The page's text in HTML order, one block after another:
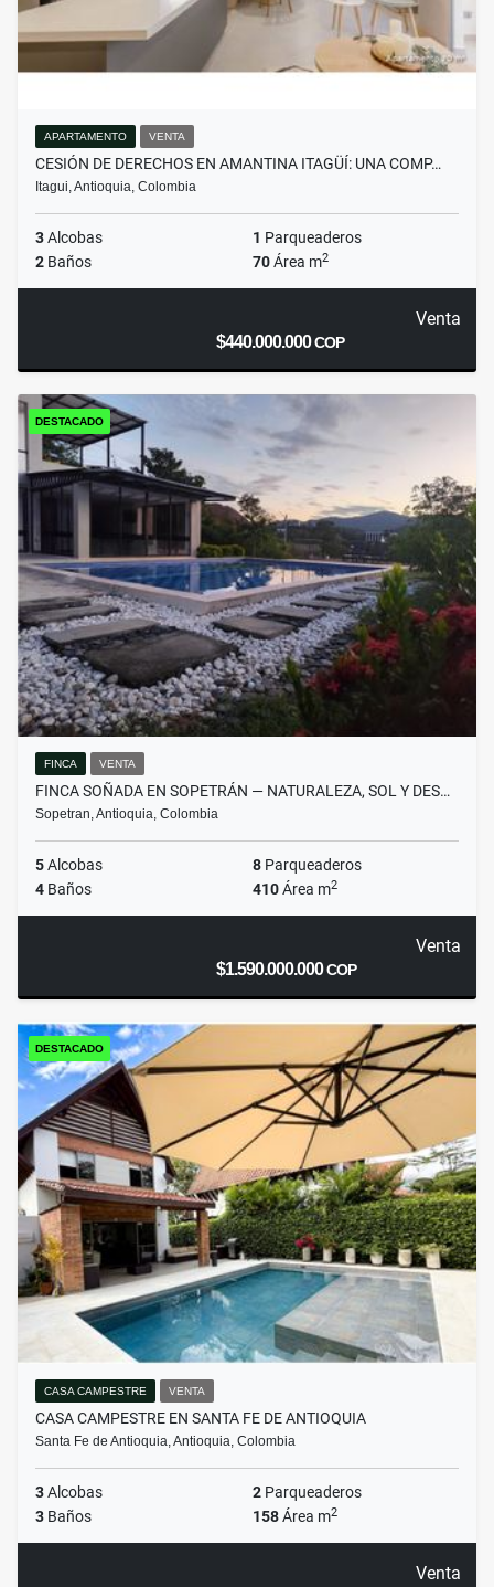
APARTAMENTO VENTA
CESIÓN DE DERECHOS EN AMANTINA ITAGÜÍ: UNA COMP…
Itagui, Antioquia, Colombia
3Alcobas 1 Parqueaderos
2 Baños 70Área m2
Venta
$440.000.000COP
DESTACADO
FINCA VENTA
FINCA SOÑADA EN SOPETRÁN — NATURALEZA, SOL Y DES…
Sopetran, Antioquia, Colombia
5Alcobas 8 Parqueaderos
4 Baños 410Área m2
Venta
$1.590.000.000COP
DESTACADO
CASA CAMPESTRE VENTA
CASA CAMPESTRE EN SANTA FE DE ANTIOQUIA
Santa Fe de Antioquia, Antioquia, Colombia
3Alcobas 2 Parqueaderos
3 Baños 158Área m2
Venta